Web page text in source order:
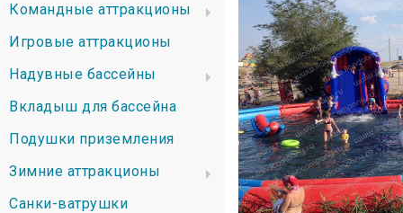
Командные аттракционы
Игровые аттракционы
Надувные бассейны
Вкладыш для бассейна
Подушки приземления
Зимние аттракционы
Санки-ватрушки